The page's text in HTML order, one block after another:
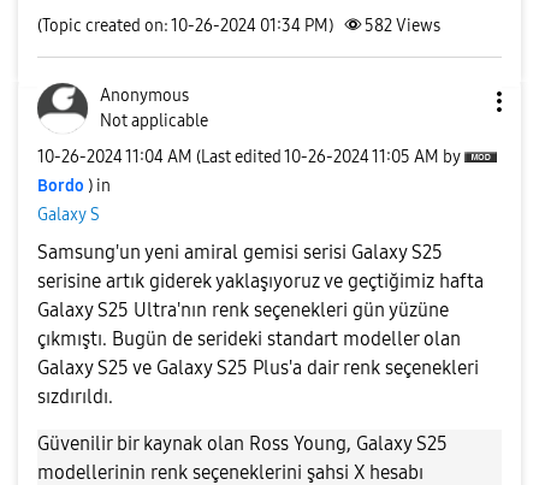
(Topic created on: 10-26-2024 01:34 PM) 582Views
Anonymous
Not applicable
‎10-26-202411:04 AM (Last edited ‎10-26-202411:05 AM by
Bordo ) in
Galaxy S
Samsung'un yeni amiral gemisi serisi Galaxy S25
serisine artık giderek yaklaşıyoruz ve geçtiğimiz hafta
Galaxy S25 Ultra'nın renk seçenekleri gün yüzüne
çıkmıştı. Bugün de serideki standart modeller olan
Galaxy S25 ve Galaxy S25 Plus'a dair renk seçenekleri
sızdırıldı.
Güvenilir bir kaynak olan Ross Young, Galaxy S25
modellerinin renk seçeneklerini şahsi X hesabı